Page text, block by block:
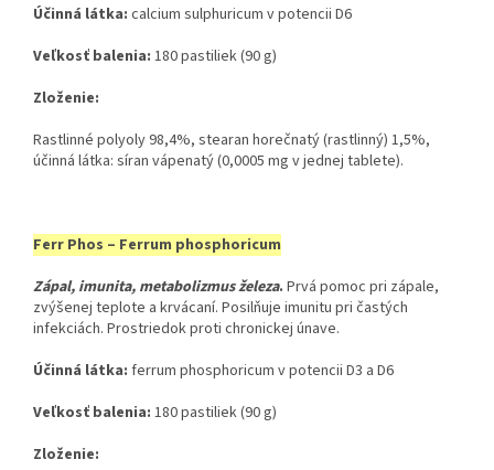
Účinná látka: ​ calcium sulphuricum v potencii D6
Veľkosť balenia: ​ 180 pastiliek (90 g)
Zloženie:
Rastlinné polyoly 98,4%, stearan horečnatý (rastlinný) 1,5%,
účinná látka: síran vápenatý (0,0005 mg v jednej tablete).
Ferr Phos – Ferrum phosphoricum
Zápal, imunita, metabolizmus železa. Prvá pomoc pri zápale,
zvýšenej teplote a krvácaní. Posilňuje imunitu pri častých
infekciách. Prostriedok proti chronickej únave.
Účinná látka: ​ ferrum phosphoricum v potencii D3 a D6
Veľkosť balenia: ​ 180 pastiliek (90 g)
Zloženie: